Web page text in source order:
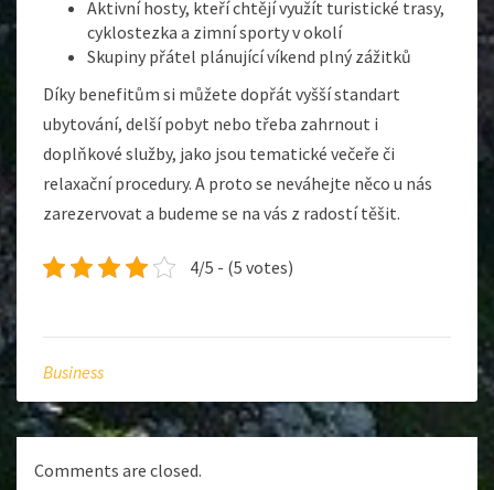
Aktivní hosty, kteří chtějí využít turistické trasy,
cyklostezka a zimní sporty v okolí
Skupiny přátel plánující víkend plný zážitků
Díky benefitům si můžete dopřát vyšší standart
ubytování, delší pobyt nebo třeba zahrnout i
doplňkové služby, jako jsou tematické večeře či
relaxační procedury. A proto se neváhejte něco u nás
zarezervovat a budeme se na vás z radostí těšit.
4/5 - (5 votes)
Business
Comments are closed.